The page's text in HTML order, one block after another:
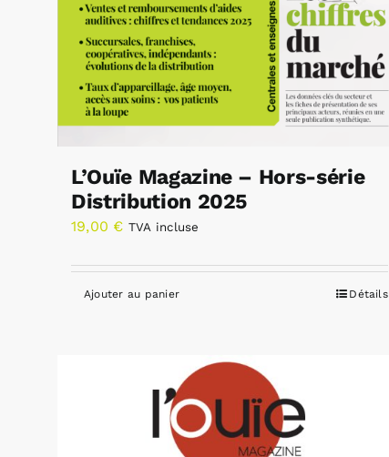
L’Ouïe Magazine – Hors-série
Distribution 2025
19,00 € TVA incluse
Ajouter au panier Détails